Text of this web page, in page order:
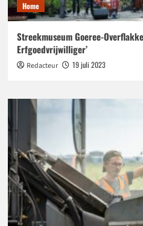
Home
Streekmuseum Goeree-
Erfgoedvrijwilliger’
Redacteur 19 juli 2023